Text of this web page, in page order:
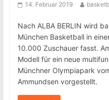
14. Februar 2019
Nach ALBA BERLIN wird
München Basketball in
10.000 Zuschauer fasst.
Modell für ein neue
Münchner Olympiapark
Ammundsen vorgestellt.